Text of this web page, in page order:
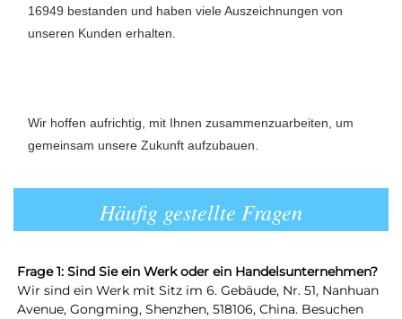
16949 bestanden und haben viele Auszeichnungen von
unseren Kunden erhalten.
Wir hoffen aufrichtig, mit Ihnen zusammenzuarbeiten, um
gemeinsam unsere Zukunft aufzubauen.
Häufig gestellte Fragen
Frage 1: Sind Sie ein Werk oder ein Handelsunternehmen?
Wir sind ein Werk mit Sitz im 6. Gebäude, Nr. 51, Nanhuan
Avenue, Gongming, Shenzhen, 518106, China. Besuchen